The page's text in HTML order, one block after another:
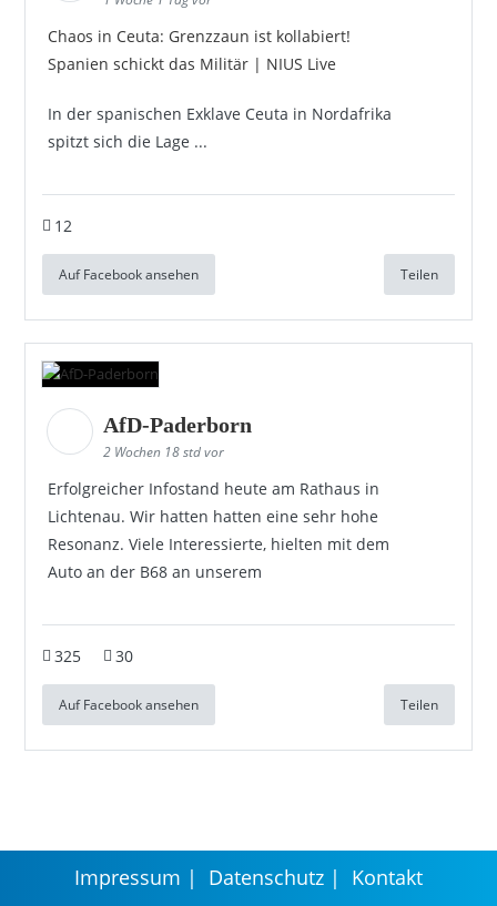
Chaos in Ceuta: Grenzzaun ist kollabiert!
Spanien schickt das Militär | NIUS Live
In der spanischen Exklave Ceuta in Nordafrika
spitzt sich die Lage ...
12
Auf Facebook ansehen Teilen
AfD-Paderborn
2 Wochen 18 std vor
Erfolgreicher Infostand heute am Rathaus in
Lichtenau. Wir hatten hatten eine sehr hohe
Resonanz. Viele Interessierte, hielten mit dem
Auto an der B68 an unserem
325 30
Auf Facebook ansehen Teilen
Impressum Datenschutz Kontakt